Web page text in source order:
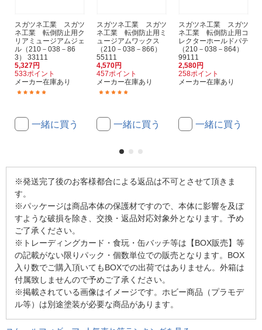
スガツネ工業 スガツ
ネ工業 転倒防止用ク
リアミュージアムジェ
ル（210－038－86
3） 33111
5,327円
533ポイント
メーカー在庫あり
一緒に買う
スガツネ工業 スガツ
ネ工業 転倒防止用ミ
ュージアムワックス
（210－038－866）
55111
4,570円
457ポイント
メーカー在庫あり
一緒に買う
スガツネ工業 スガツ
ネ工業 転倒防止用コ
レクターホールドパテ
（210－038－864）
99111
2,580円
258ポイント
メーカー在庫あり
一緒に買う
※発送完了後のお客様都合による返品は不可とさせて頂きま
す。
※パッケージは商品本体の保護材ですので、本体に影響を及ぼ
すような破損を除き、交換・返品対応対象外となります。予め
ご了承ください。
※トレーディングカード・食玩・缶バッチ等は【BOX販売】等
の記載がない限りパック・個数単位での販売となります。BOX
入り数でご購入頂いてもBOXでの出荷ではありません。外箱は
付属致しませんので予めご了承ください。
※掲載されている画像はイメージです。ホビー商品（プラモデ
ル等）は別途塗装が必要な商品があります。